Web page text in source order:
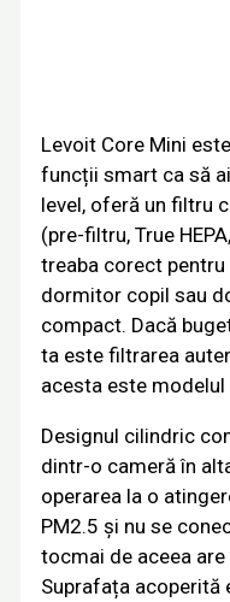
Levoit Core Mini
funcții smart ca să
level, oferă un filtru
(pre-filtru, True
treaba corect
dormitor copil sau
compact. Dacă
ta este filtrarea
acesta este
Designul cilindric
dintr-o cameră în
operarea la o
PM2.5 și nu se
tocmai de aceea
Suprafața acoperită